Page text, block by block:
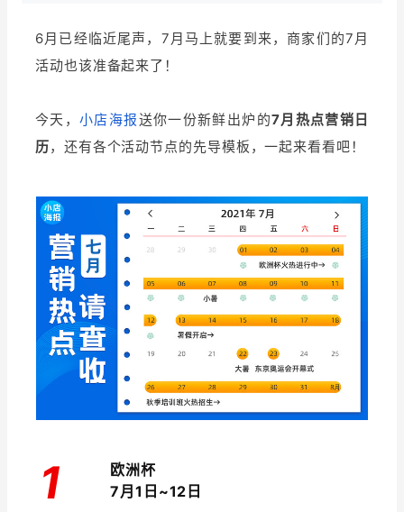
产品更新动态
品牌消费观 行业报告
培训课程
私域课程 新零售内参
增长俱乐部
增长俱乐部 有赞商盟
社群交流
入驻有赞 认证代理商
6月已经临近尾声，7月马上就要到来，商家们的7月
活动也该准备起来了！
今天，小店海报送你一份新鲜出炉的7月热点营销日
历，还有各个活动节点的先导模板，一起来看看吧！
1
欧洲杯
7月1日~12日